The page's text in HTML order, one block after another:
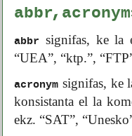
abbr, acronym
abbr signifas, ke la
“UEA”, “ktp.”,
acronym signifas, ke
konsistanta el la
ekz. “SAT”,